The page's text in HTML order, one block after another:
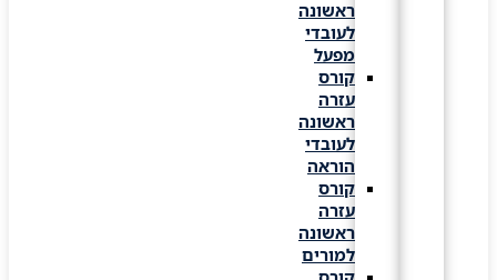
ראשונה
לעובדי
מפעל
קורס
עזרה
ראשונה
לעובדי
הוראה
קורס
עזרה
ראשונה
למורים